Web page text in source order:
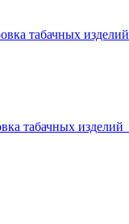
табачных изделий
табачных изделий